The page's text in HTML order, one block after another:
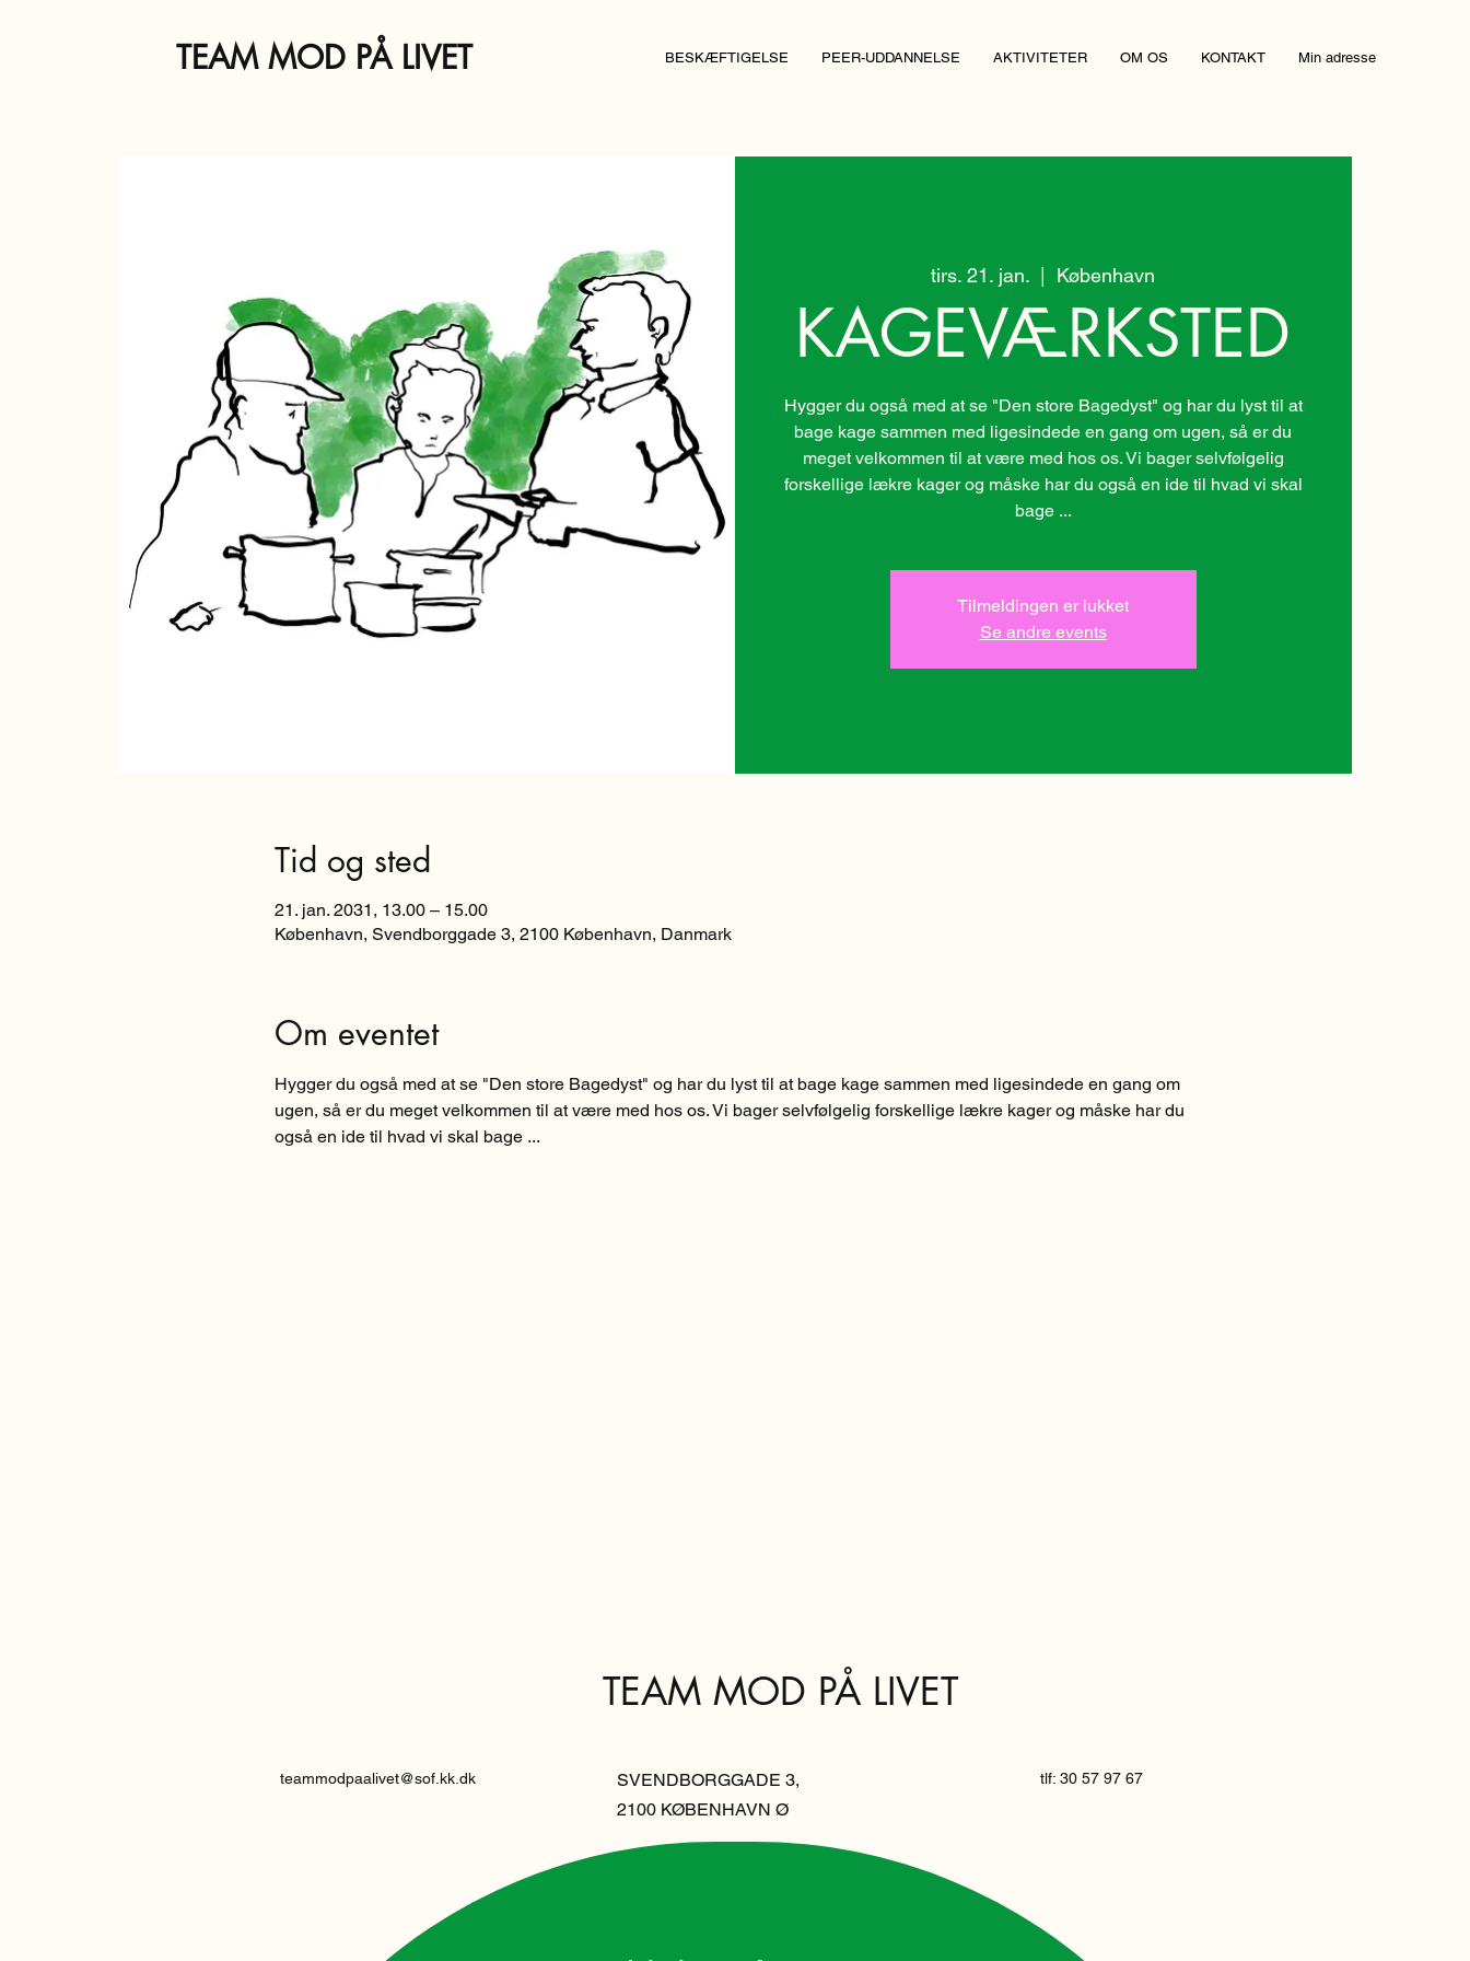
TEAM MOD PÅ LIVET BESKÆFTIGELSE PEER-UDDANNELSE AKTIVITETER OM OS KONTAKT Min adresse
tirs. 21. jan.
  |
København
KAGEVÆRKSTED
Hygger du også med at se "Den store Bagedyst" og har du lyst til at
bage kage sammen med ligesindede en gang om ugen, så er du
meget velkommen til at være med hos os. Vi bager selvfølgelig
forskellige lækre kager og måske har du også en ide til hvad vi skal
bage ...
Tilmeldingen er lukket
Se andre events
Tid og sted
21. jan. 2031, 13.00 – 15.00
København, Svendborggade 3, 2100 København, Danmark
Om eventet
Hygger du også med at se "Den store Bagedyst" og har du lyst til at bage kage sammen med ligesindede en gang om
ugen, så er du meget velkommen til at være med hos os. Vi bager selvfølgelig forskellige lækre kager og måske har du
også en ide til hvad vi skal bage ...
TEAM MOD PÅ LIVET
teammodpaalivet@sof.kk.dk
SVENDBORGGADE 3,
2100 KØBENHAVN Ø
tlf: 30 57 97 67